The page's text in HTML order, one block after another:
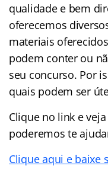
qualidade e bem
oferecemos
materiais
podem conter ou
seu concurso. Por
quais podem ser
Clique no link e
poderemos te
Clique aqui e baixe